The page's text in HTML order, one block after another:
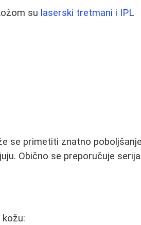
su laserski tretmani i IPL
se primetiti znatno
Obično se preporučuje serija